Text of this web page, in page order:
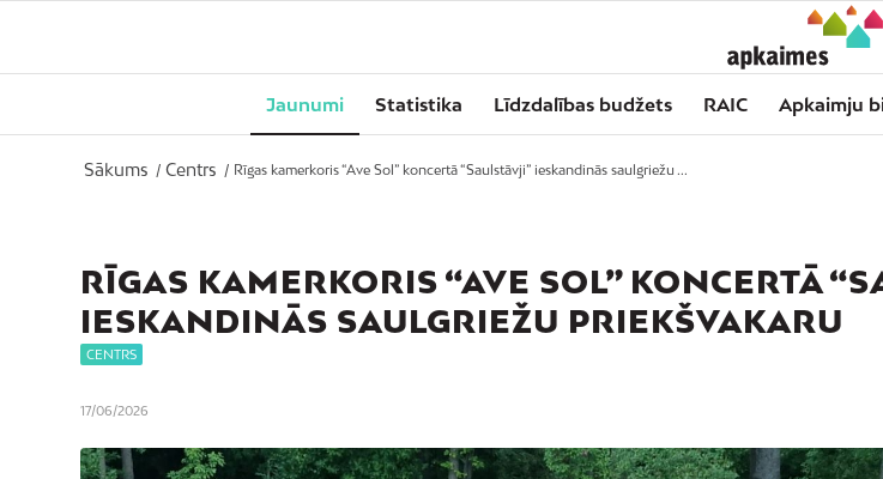
Jaunumi Statistika Līdzdalības budžets RAIC Apkaimju
Sākums / Centrs / Rīgas kamerkoris “Ave Sol” koncertā “Saulstāvji” ieskandinās saulgriežu ...
RĪGAS KAMERKORIS “AVE SOL” KONCERTĀ
IESKANDINĀS SAULGRIEŽU PRIEKŠVAKARU
CENTRS
17/06/2026